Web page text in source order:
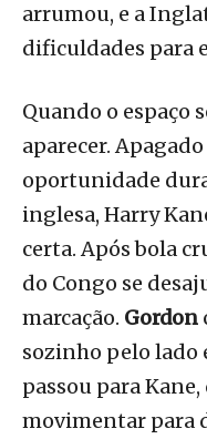
arrumou, e a
dificuldades para
Quando o espaço
aparecer.
oportunidade
inglesa, Harry
certa. Após bola
do Congo se
marcação. Gordon
sozinho pelo lado
passou para
movimentar para